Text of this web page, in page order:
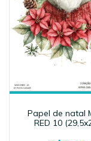
Papel de natal
RED 10